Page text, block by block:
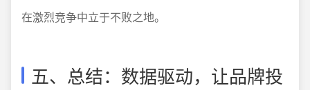
在激烈竞争中立于不败之地。
五、总结：数据驱动，让品牌投